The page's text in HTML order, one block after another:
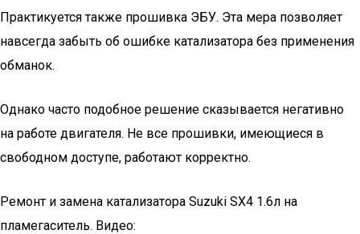
Практикуется также прошивка ЭБУ. Эта мера позволяет
навсегда забыть об ошибке катализатора без применения
обманок.
Однако часто подобное решение сказывается негативно
на работе двигателя. Не все прошивки, имеющиеся в
свободном доступе, работают корректно.
Ремонт и замена катализатора Suzuki SX4 1.6л на
пламегаситель. Видео: